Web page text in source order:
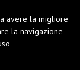
avere la migliore
la navigazione